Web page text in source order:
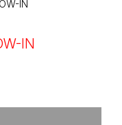
IN
IN